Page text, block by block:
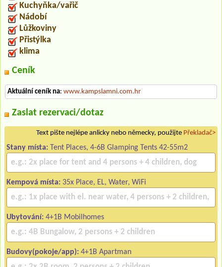
Kuchyňka/vařič
Nádobí
Lůžkoviny
Přistýlka
klima
Ceník
Aktuální ceník na: www.kampslamni.com.hr
Zaslat rezervaci/dotaz
Text pište nejlépe anlicky nebo německy, použijte Překladač>
Stany místa: Tent Places, 4-6B Glamping Tents 42-55m2
Kempová místa: 35x Place, EL, Water, WiFi
Ubytování: 4+1B Mobilhomes
Budovy(pokoje/app): 4+1B Apartman